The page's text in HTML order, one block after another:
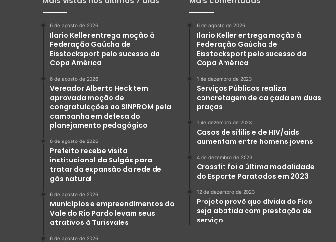
6 de agosto de 2026
Ilario Keller entrega moção à
Federação Gaúcha de
Eisstocksport pelo sucesso da
Copa América
6 de agosto de 2026
Vereador Alberto Heck tem
aprovada moção de
congratulações ao SINPROM pela
campanha em defesa do
planejamento pedagógico
6 de agosto de 2026
Prefeito recebe visita
institucional da Sulgás para
tratar da expansão da rede de
gás natural
6 de agosto de 2026
Municípios e empreendimentos do
Vale do Rio Pardo levam seus
atrativos à Turisvales
6 de agosto de 2026
6 de agosto de 2026
Ilario Keller entrega moção à
Federação Gaúcha de
Eisstocksport pelo sucesso da
Copa América
1 de dezembro de 2023
Serviços Públicos realiza
concretagem de calçada em duas
praças
1 de dezembro de 2023
Casos de sífilis e de HIV/aids
aumentam entre homens jovens
4 de dezembro de 2023
Crossfit foi a última modalidade
do Esporte Paratodos em 2023
12 de dezembro de 2023
Projeto prevê que dívida do Fies
seja abatida com prestação de
serviço